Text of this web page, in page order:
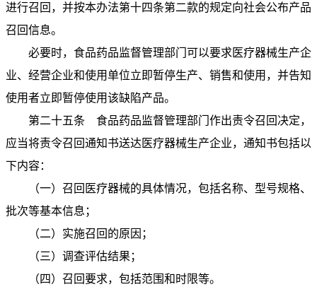
进行召回，并按本办法第十四条第二款的规定向社会公布产品
召回信息。
必要时，食品药品监督管理部门可以要求医疗器械生产企
业、经营企业和使用单位立即暂停生产、销售和使用，并告知
使用者立即暂停使用该缺陷产品。
第二十五条 食品药品监督管理部门作出责令召回决定，
应当将责令召回通知书送达医疗器械生产企业，通知书包括以
下内容：
（一）召回医疗器械的具体情况，包括名称、型号规格、
批次等基本信息；
（二）实施召回的原因；
（三）调查评估结果；
（四）召回要求，包括范围和时限等。